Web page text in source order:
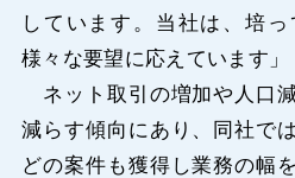
しています。当社は、培
様々な要望に応えています」
ネット取引の増加や人口
減らす傾向にあり、同社で
どの案件も獲得し業務の幅